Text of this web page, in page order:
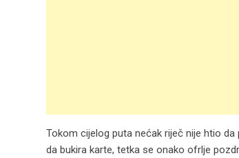
Tokom cijelog puta nećak riječ nije htio
da bukira karte, tetka se onako ofrlje